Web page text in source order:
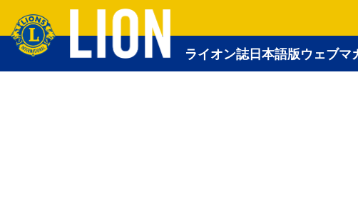
ライオン誌日本語版ウェブマ